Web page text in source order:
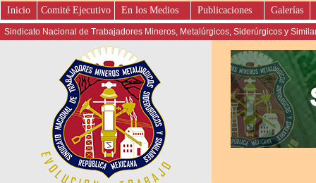
Inicio Comité Ejecutivo En los Medios Publicaciones Galerías
Sindicato Nacional de Trabajadores Mineros, Metalúrgicos, Siderúrgicos y